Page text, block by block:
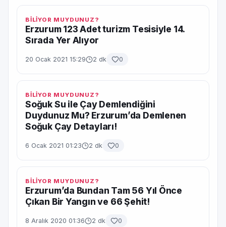
BİLİYOR MUYDUNUZ?
Erzurum 123 Adet turizm Tesisiyle 14.
Sırada Yer Alıyor
20 Ocak 2021 15:29 2 dk 0
BİLİYOR MUYDUNUZ?
Soğuk Su ile Çay Demlendiğini
Duydunuz Mu? Erzurum’da Demlenen
Soğuk Çay Detayları!
6 Ocak 2021 01:23 2 dk 0
BİLİYOR MUYDUNUZ?
Erzurum’da Bundan Tam 56 Yıl Önce
Çıkan Bir Yangın ve 66 Şehit!
8 Aralık 2020 01:36 2 dk 0